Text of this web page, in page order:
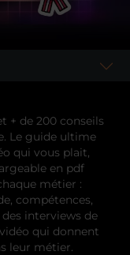
+ de 200 conseils
Le guide ultime
qui vous plait,
en pdf
métier :
compétences,
interviews de
qui donnent
leur métier.